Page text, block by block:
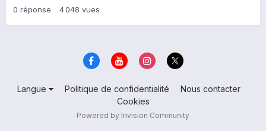
0 réponse 4 048 vues
Langue Politique de confidentialité
Nous contacter
Cookies
Powered by Invision Community